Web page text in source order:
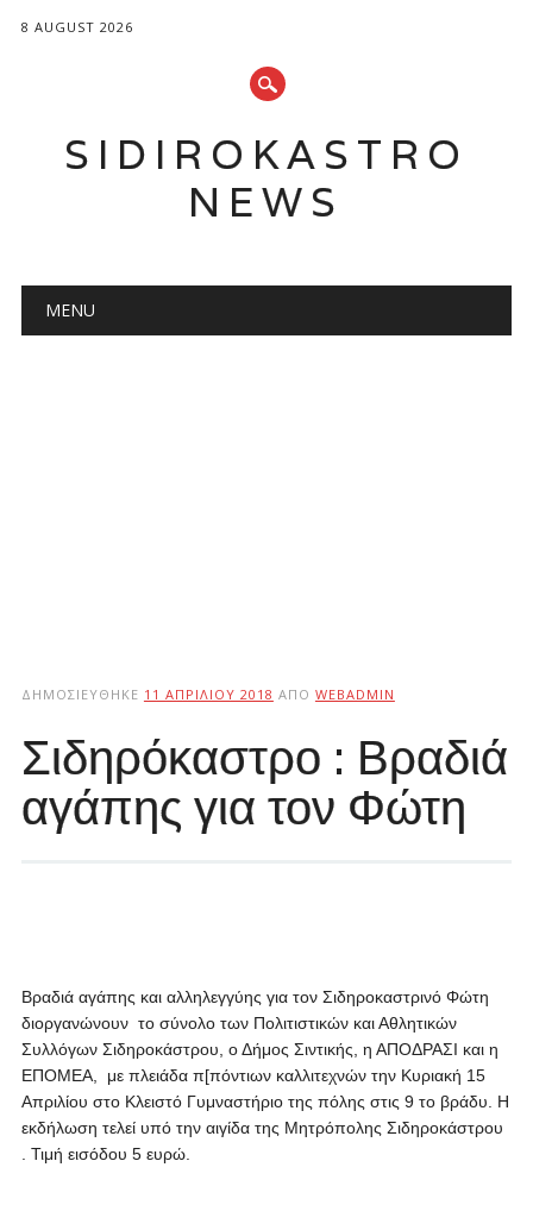
8 AUGUST 2026
SIDIROKASTRO
NEWS
Main menu
MENU
ΔΗΜΟΣΙΕΎΘΗΚΕ 11 ΑΠΡΙΛΊΟΥ 2018 ΑΠΌ WEBADMIN
Σιδηρόκαστρο : Βραδιά
αγάπης για τον Φώτη
Βραδιά αγάπης και αλληλεγγύης για τον Σιδηροκαστρινό Φώτη
διοργανώνουν το σύνολο των Πολιτιστικών και Αθλητικών
Συλλόγων Σιδηροκάστρου, ο Δήμος Σιντικής, η ΑΠΟΔΡΑΣΙ και η
ΕΠΟΜΕΑ, με πλειάδα π[πόντιων καλλιτεχνών την Κυριακή 15
Απριλίου στο Κλειστό Γυμναστήριο της πόλης στις 9 το βράδυ. Η
εκδήλωση τελεί υπό την αιγίδα της Μητρόπολης Σιδηροκάστρου
. Τιμή εισόδου 5 ευρώ.